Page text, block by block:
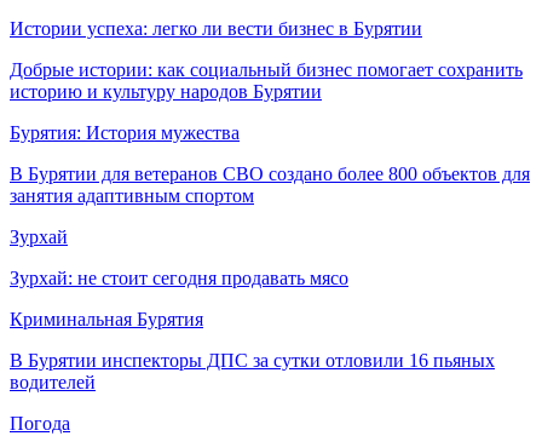
Истории успеха: легко ли вести бизнес в Бурятии
Добрые истории: как социальный бизнес помогает сохранить
историю и культуру народов Бурятии
Бурятия: История мужества
В Бурятии для ветеранов СВО создано более 800 объектов для
занятия адаптивным спортом
Зурхай
Зурхай: не стоит сегодня продавать мясо
Криминальная Бурятия
В Бурятии инспекторы ДПС за сутки отловили 16 пьяных
водителей
Погода